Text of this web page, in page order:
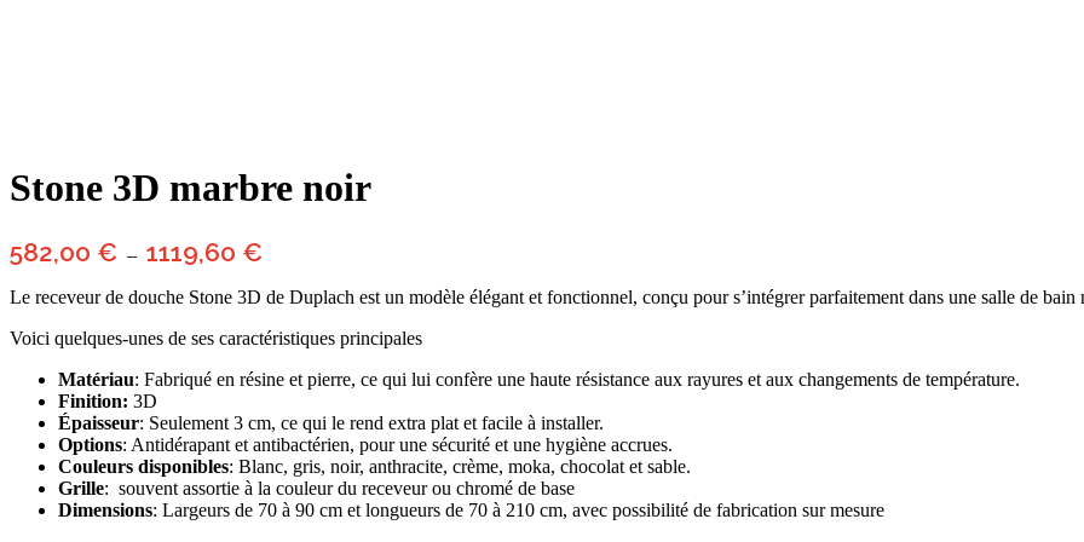
Stone 3D marbre noir
582,00 € – 1119,60 €
prix :
582,00 €
à
1119,60 €
Le receveur de douche Stone 3D de Duplach est un modèle élégant et fonctionnel, conçu pour s’intégrer parfaitement dans une salle de bain
Voici quelques-unes de ses caractéristiques principales
Matériau: Fabriqué en résine et pierre, ce qui lui confère une haute résistance aux rayures et aux changements de température.
Finition: 3D
Épaisseur: Seulement 3 cm, ce qui le rend extra plat et facile à installer.
Options: Antidérapant et antibactérien, pour une sécurité et une hygiène accrues.
Couleurs disponibles: Blanc, gris, noir, anthracite, crème, moka, chocolat et sable.
Grille: souvent assortie à la couleur du receveur ou chromé de base
Dimensions: Largeurs de 70 à 90 cm et longueurs de 70 à 210 cm, avec possibilité de fabrication sur mesure